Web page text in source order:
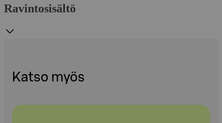
Ravintosisältö
Katso myös